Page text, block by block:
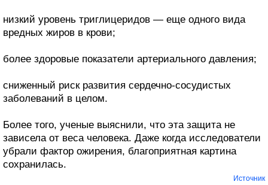
низкий уровень триглицеридов — еще одного вида
вредных жиров в крови;
более здоровые показатели артериального давления;
сниженный риск развития сердечно-сосудистых
заболеваний в целом.
Более того, ученые выяснили, что эта защита не
зависела от веса человека. Даже когда исследователи
убрали фактор ожирения, благоприятная картина
сохранилась.
Источник